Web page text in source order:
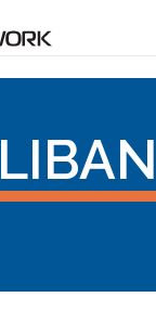
LIBAN